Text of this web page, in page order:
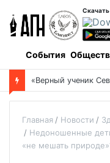
События
Главная Новости
Недоношенные
«не мешать